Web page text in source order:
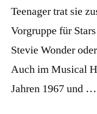
Teenager trat sie
Vorgruppe für
Stevie Wonder
Auch im Musical
Jahren 1967 und …